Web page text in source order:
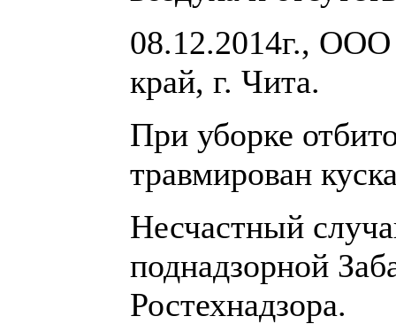
08.12.2014г., ООО
край, г. Чита.
При уборке
травмирован
Несчастный
поднадзорной
Ростехнадзора.